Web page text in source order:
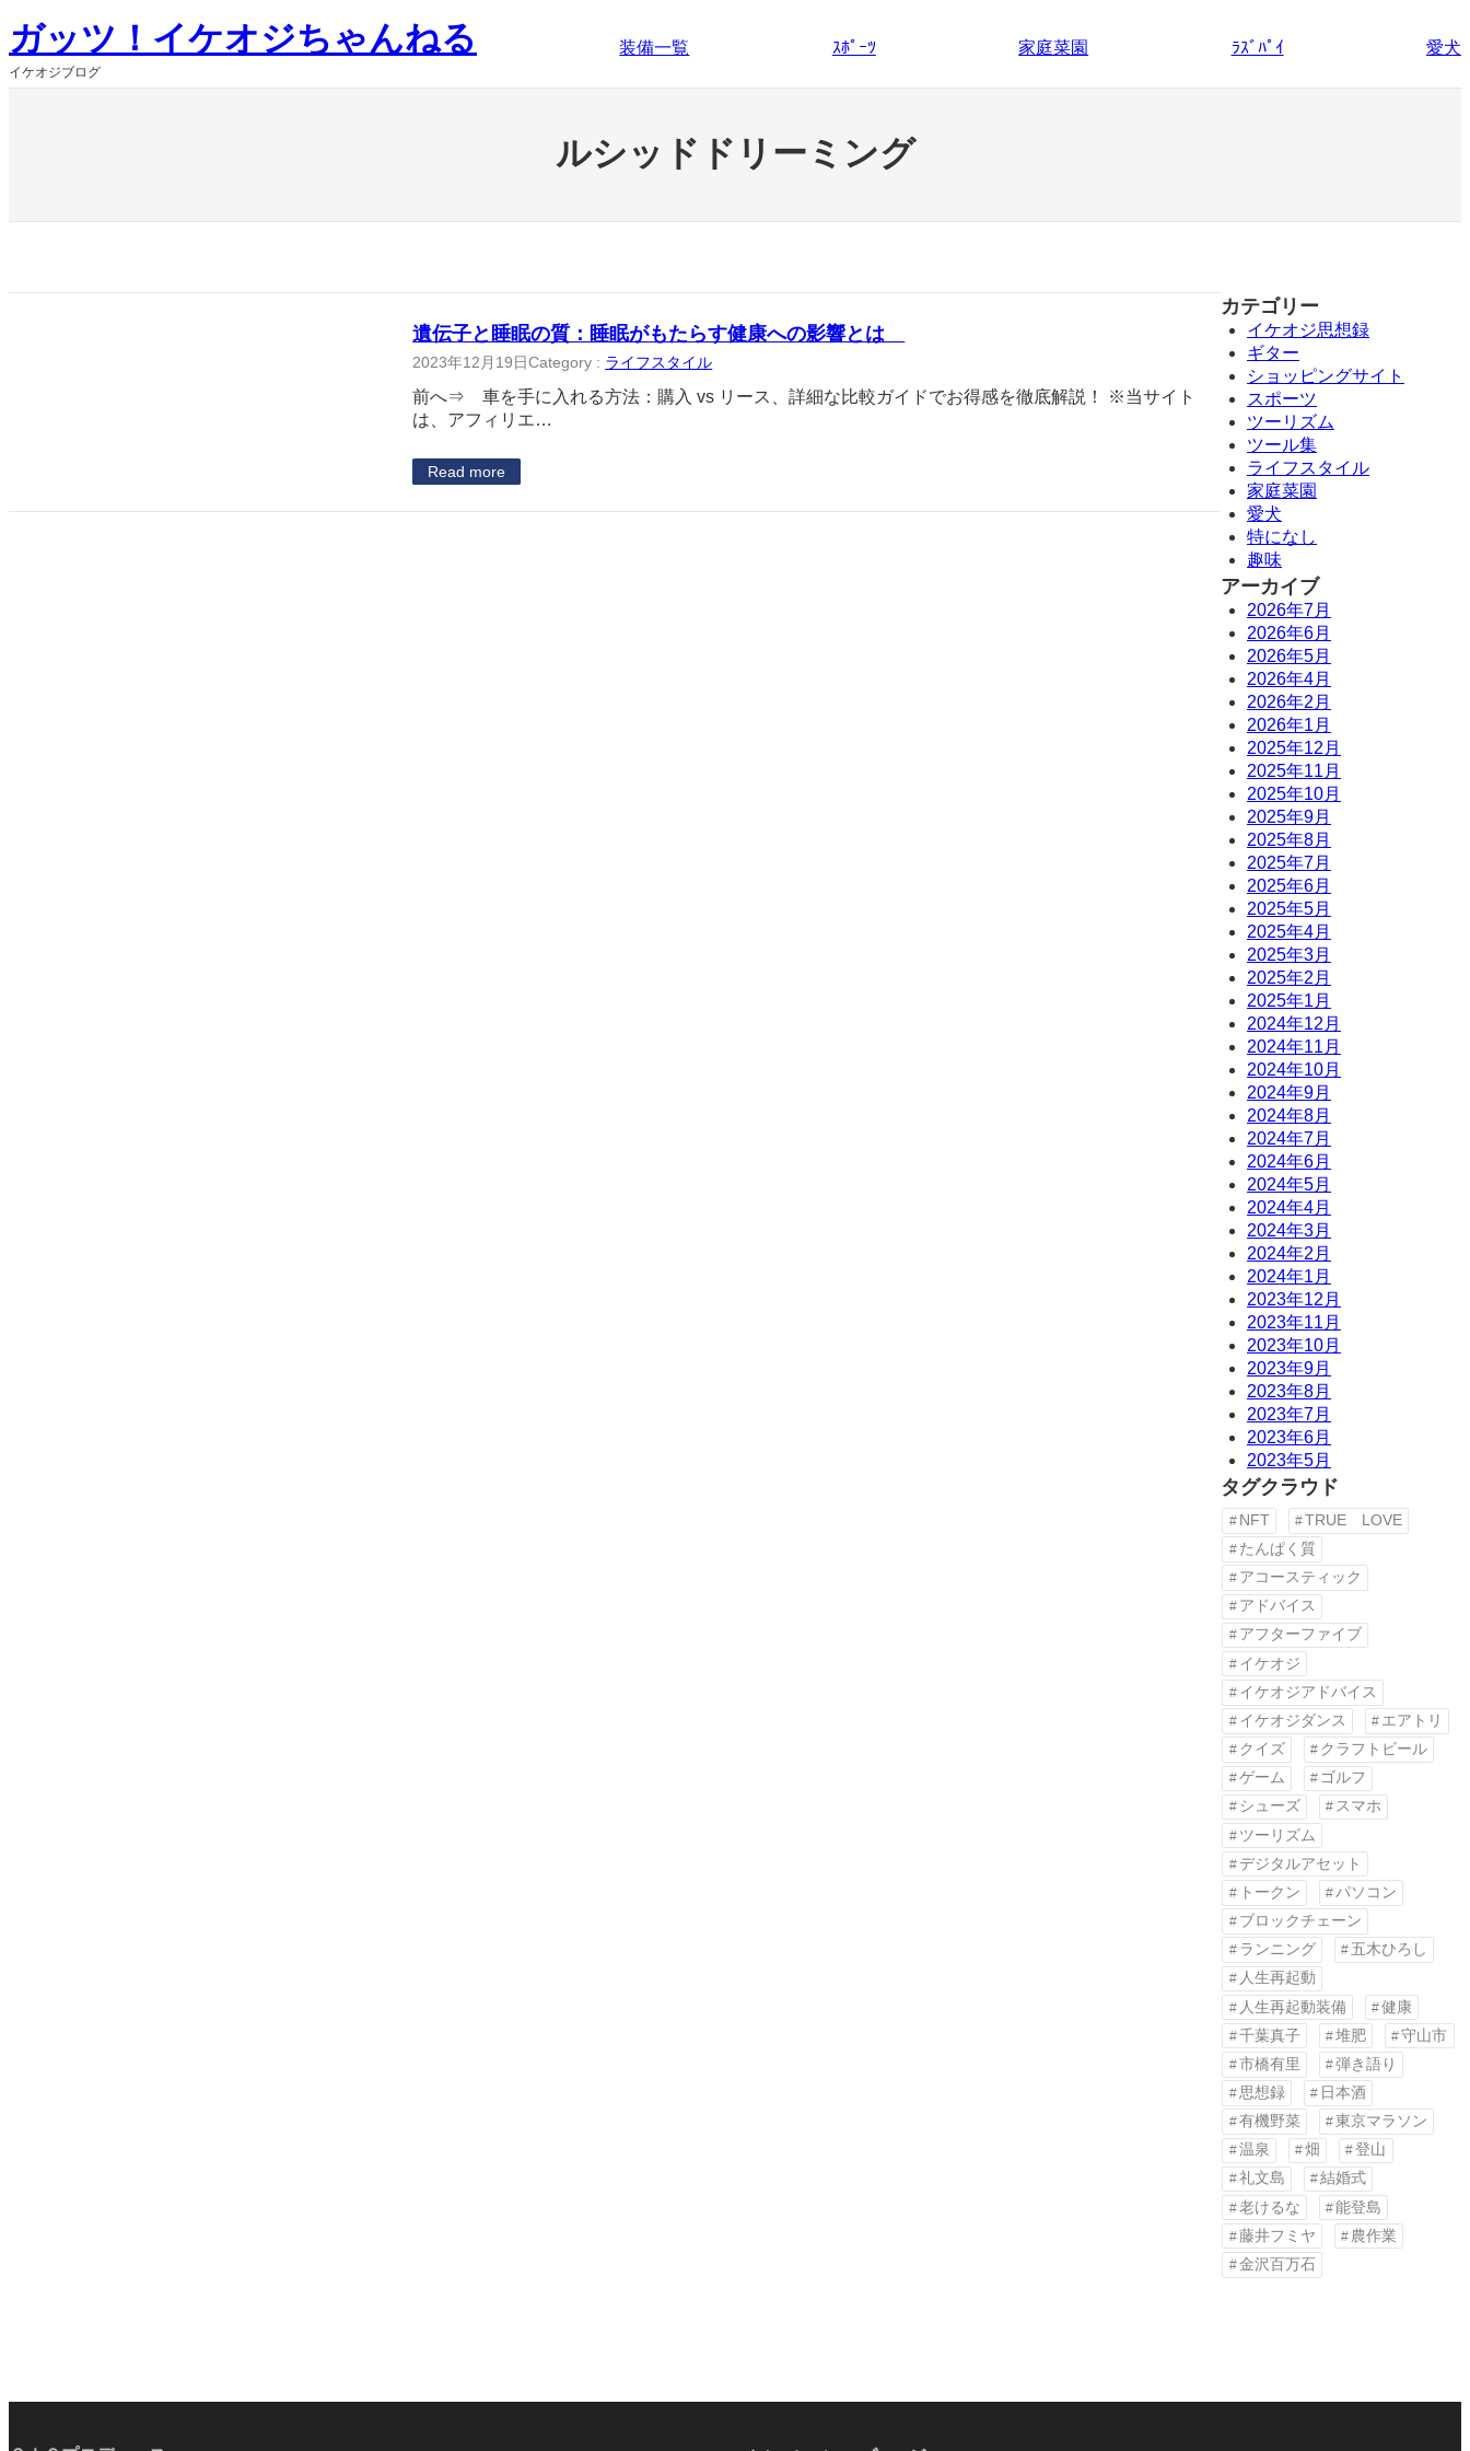
容
を
ス
ガッツ！イケオジちゃんねる
イケオジブログ
装備一覧 ｽﾎﾟｰﾂ 家庭菜園 ﾗｽﾞﾊﾟｲ 愛犬
ルシッドドリーミング
遺伝子と睡眠の質：睡眠がもたらす健康への影響とは
2023年12月19日Category : ライフスタイル
前へ⇒ 車を手に入れる方法：購入 vs リース、詳細な比較ガイドでお得感を徹底解説！ ※当サイト
は、アフィリエ…
Read more
カテゴリー
イケオジ思想録
ギター
ショッピングサイト
スポーツ
ツーリズム
ツール集
ライフスタイル
家庭菜園
愛犬
特になし
趣味
アーカイブ
2026年7月
2026年6月
2026年5月
2026年4月
2026年2月
2026年1月
2025年12月
2025年11月
2025年10月
2025年9月
2025年8月
2025年7月
2025年6月
2025年5月
2025年4月
2025年3月
2025年2月
2025年1月
2024年12月
2024年11月
2024年10月
2024年9月
2024年8月
2024年7月
2024年6月
2024年5月
2024年4月
2024年3月
2024年2月
2024年1月
2023年12月
2023年11月
2023年10月
2023年9月
2023年8月
2023年7月
2023年6月
2023年5月
タグクラウド
NFT
TRUE LOVE
たんぱく質
アコースティック
アドバイス
アフターファイブ
イケオジ
イケオジアドバイス
イケオジダンス
エアトリ
クイズ
クラフトビール
ゲーム
ゴルフ
シューズ
スマホ
ツーリズム
デジタルアセット
トークン
パソコン
ブロックチェーン
ランニング
五木ひろし
人生再起動
人生再起動装備
健康
千葉真子
堆肥
守山市
市橋有里
弾き語り
思想録
日本酒
有機野菜
東京マラソン
温泉
畑
登山
礼文島
結婚式
老けるな
能登島
藤井フミヤ
農作業
金沢百万石